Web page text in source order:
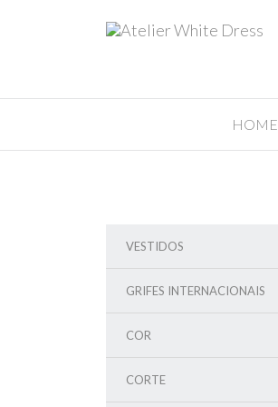
HOME
VESTIDOS
GRIFES INTERNACIONAIS
COR
CORTE